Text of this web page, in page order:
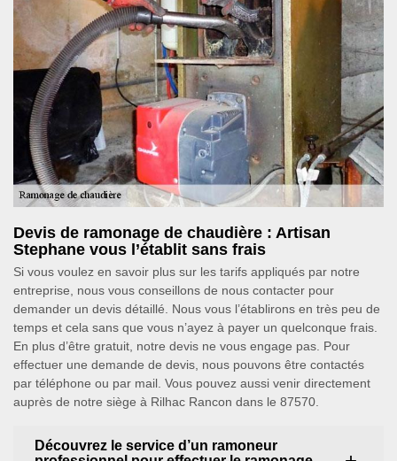
Devis de ramonage de chaudière : Artisan
Stephane vous l’établit sans frais
Si vous voulez en savoir plus sur les tarifs appliqués par notre
entreprise, nous vous conseillons de nous contacter pour
demander un devis détaillé. Nous vous l’établirons en très peu de
temps et cela sans que vous n’ayez à payer un quelconque frais.
En plus d’être gratuit, notre devis ne vous engage pas. Pour
effectuer une demande de devis, nous pouvons être contactés
par téléphone ou par mail. Vous pouvez aussi venir directement
auprès de notre siège à Rilhac Rancon dans le 87570.
Découvrez le service d’un ramoneur